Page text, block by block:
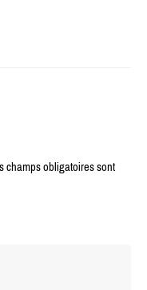
champs obligatoires sont